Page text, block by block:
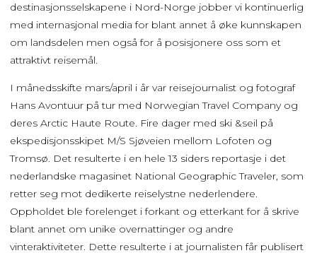
destinasjonsselskapene i Nord-Norge jobber vi kontinuerlig
med internasjonal media for blant annet å øke kunnskapen
om landsdelen men også for å posisjonere oss som et
attraktivt reisemål.
I månedsskifte mars/april i år var reisejournalist og fotograf
Hans Avontuur på tur med Norwegian Travel Company og
deres Arctic Haute Route. Fire dager med ski &seil på
ekspedisjonsskipet M/S Sjøveien mellom Lofoten og
Tromsø. Det resulterte i en hele 13 siders reportasje i det
nederlandske magasinet National Geographic Traveler, som
retter seg mot dedikerte reiselystne nederlendere.
Oppholdet ble forelenget i forkant og etterkant for å skrive
blant annet om unike overnattinger og andre
vinteraktiviteter. Dette resulterte i at journalisten får publisert